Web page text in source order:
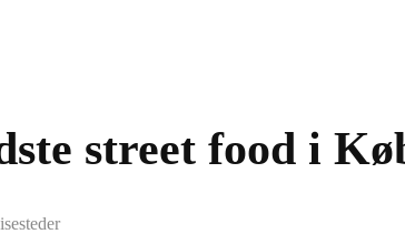
street food i